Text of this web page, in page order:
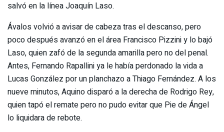
salvó en la línea Joaquín Laso.
Ávalos volvió a avisar de cabeza tras el descanso, pero
poco después avanzó en el área Francisco Pizzini y lo bajó
Laso, quien zafó de la segunda amarilla pero no del penal.
Antes, Fernando Rapallini ya le había perdonado la vida a
Lucas González por un planchazo a Thiago Fernández. A los
nueve minutos, Aquino disparó a la derecha de Rodrigo Rey,
quien tapó el remate pero no pudo evitar que Pie de Ángel
lo liquidara de rebote.